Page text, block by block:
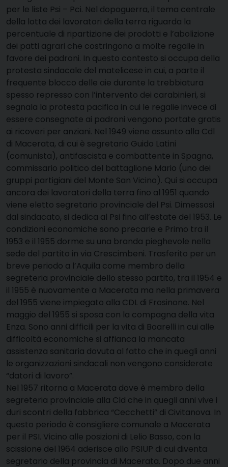
per le liste Psi – Pci. Nel dopoguerra, il tema centrale
della lotta dei lavoratori della terra riguarda la
percentuale di ripartizione dei prodotti e l’abolizione
dei patti agrari che costringono a molte regalie in
favore dei padroni. In questo contesto si occupa della
protesta sindacale del matelicese in cui, a parte il
frequente blocco delle aie durante la trebbiatura
spesso represso con l’intervento dei carabinieri, si
segnala la protesta pacifica in cui le regalie invece di
essere consegnate ai padroni vengono portate gratis
ai ricoveri per anziani. Nel 1949 viene assunto alla Cdl
di Macerata, di cui è segretario Guido Latini
(comunista), antifascista e combattente in Spagna,
commissario politico del battaglione Mario (uno dei
gruppi partigiani del Monte San Vicino). Qui si occupa
ancora dei lavoratori della terra fino al 1951 quando
viene eletto segretario provinciale del Psi. Dimessosi
dal sindacato, si dedica al Psi fino all’estate del 1953. Le
condizioni economiche sono precarie e Primo tra il
1953 e il 1955 dorme su una branda pieghevole nella
sede del partito in via Crescimbeni. Trasferito per un
breve periodo a l’Aquila come membro della
segreteria provinciale dello stesso partito, tra il 1954 e
il 1955 è nuovamente a Macerata ma nella primavera
del 1955 viene impiegato alla CDL di Frosinone. Nel
maggio del 1955 si sposa con la compagna della vita
Enza. Sono anni difficili per la vita di Boarelli in cui alle
difficoltà economiche si affianca la mancata
assistenza sanitaria dovuta al fatto che in quegli anni
le organizzazioni sindacali non vengono considerate
“datori di lavoro”.
Nel 1957 ritorna a Macerata dove è membro della
segreteria provinciale alla Cld che in quegli anni vive i
duri scontri della fabbrica “Cecchetti” di Civitanova. In
questo periodo è consigliere comunale a Macerata
per il PSI. Vicino alle posizioni di Lelio Basso, con la
scissione del 1964 aderisce allo PSIUP di cui diventa
segretario della provincia di Macerata. Dopo due anni